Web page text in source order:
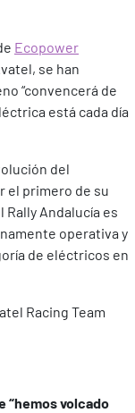
Ecopower
se han
“convencerá de
está cada día
del
el primero de su
Andalucía es
operativa y
de eléctricos en
“hemos volcado